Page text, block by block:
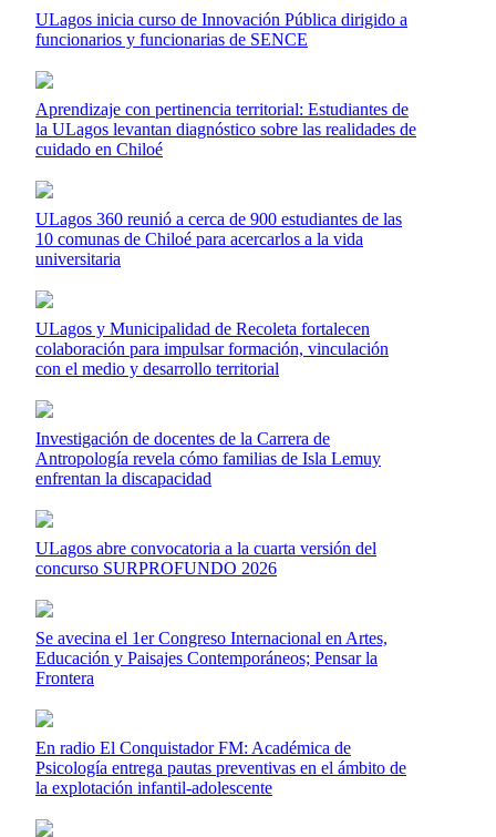
ULagos inicia curso de Innovación Pública dirigido a
funcionarios y funcionarias de SENCE
Aprendizaje con pertinencia territorial: Estudiantes de
la ULagos levantan diagnóstico sobre las realidades de
cuidado en Chiloé
ULagos 360 reunió a cerca de 900 estudiantes de las
10 comunas de Chiloé para acercarlos a la vida
universitaria
ULagos y Municipalidad de Recoleta fortalecen
colaboración para impulsar formación, vinculación
con el medio y desarrollo territorial
Investigación de docentes de la Carrera de
Antropología revela cómo familias de Isla Lemuy
enfrentan la discapacidad
ULagos abre convocatoria a la cuarta versión del
concurso SURPROFUNDO 2026
Se avecina el 1er Congreso Internacional en Artes,
Educación y Paisajes Contemporáneos; Pensar la
Frontera
En radio El Conquistador FM: Académica de
Psicología entrega pautas preventivas en el ámbito de
la explotación infantil-adolescente